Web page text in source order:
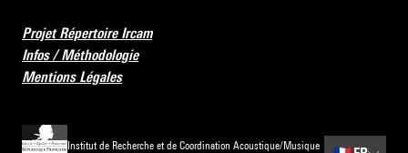
Projet Répertoire Ircam
Infos / Méthodologie
Mentions Légales
Institut de Recherche et de Coordination Acoustique/Musique